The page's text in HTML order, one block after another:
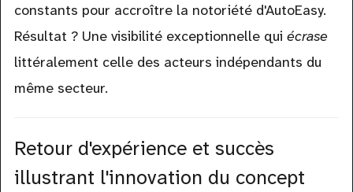
constants pour accroître la notoriété d'AutoEasy.
Résultat ? Une visibilité exceptionnelle qui écrase
littéralement celle des acteurs indépendants du
même secteur.
Retour d'expérience et succès
illustrant l'innovation du concept